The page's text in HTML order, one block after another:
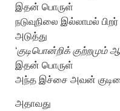
இதன் பொருள்
நடுவுநிலை இல்லாமல்
அடுத்து
‘குடிபொன்றிக் குற்றமும்
இதன் பொருள்
அந்த இச்சை அவன்
அதாவது